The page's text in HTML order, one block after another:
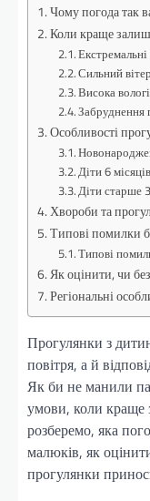
Чому погода так
Коли краще
Сильний
Висока
Забруднення
Особливості
Діти 6
Діти старше
Хвороби та
Типові помилки
Типові
Як оцінити, чи
Регіональні
Прогулянки з
повітря, а й
Як би не манили
умови, коли краще
розберемо, яка
малюків, як
прогулянки